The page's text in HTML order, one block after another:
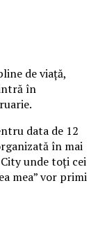
de viață,
în
data de 12
în mai
unde toți cei
mea” vor primi